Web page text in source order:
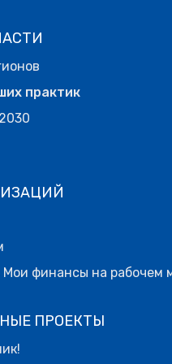
практик
финансы на рабочем
ПРОЕКТЫ